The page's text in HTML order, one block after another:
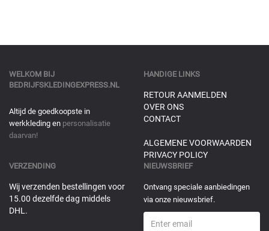
WELKOM BIJ
BEDRIJFSKLEDINGEXPRESS.NL
Altijd de goedkoopste in
werkkleding en personalisatie
daarvan!
HANDIGE LINKS
RETOUR AANMELDEN
OVER ONS
CONTACT
ALGEMENE VOORWAARDEN
PRIVACY POLICY
VERZENDING
Wij verzenden bestellingen voor
15.00 dezelfde dag middels
DHL.
NIEUWSBRIEF
Ontvang speciale aanbiedingen
via onze nieuwsbrief.